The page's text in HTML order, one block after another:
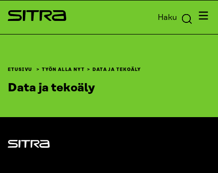
Siirry
suoraan
Sitra Haku
ETUSIVU TYÖN ALLA NYT DATA JA TEKOÄLY
Data ja tekoäly
Sitra